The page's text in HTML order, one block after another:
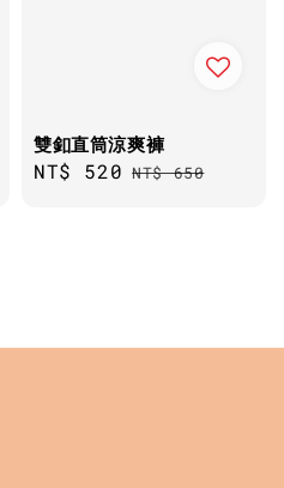
雙釦直筒涼爽褲
Sale
NT$ 520 Regular
NT$ 650